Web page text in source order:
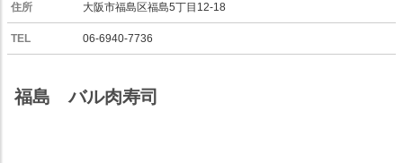
住所 大阪市福島区福島5丁目12-18
TEL 06-6940-7736
福島 バル肉寿司